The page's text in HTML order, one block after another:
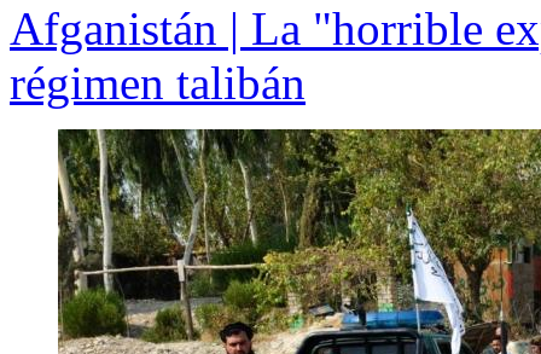
Afganistán | La "horrible
régimen talibán